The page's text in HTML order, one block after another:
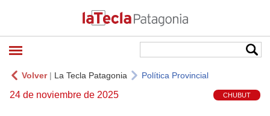
Volver| La Tecla Patagonia Política Provincial
24 de noviembre de 2025 CHUBUT